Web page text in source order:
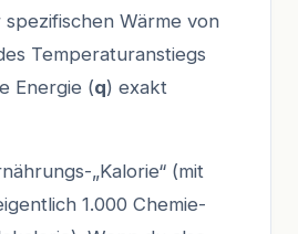
Wärme von
Temperaturanstiegs
Energie (q) exakt
„Kalorie“ (mit
1.000 Chemie-